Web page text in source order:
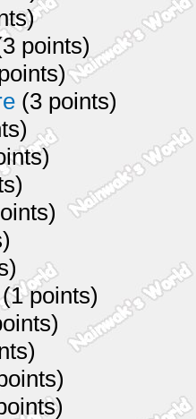
points)
(3 points)
points)